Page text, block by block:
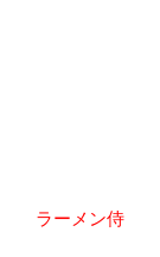
ラーメン侍